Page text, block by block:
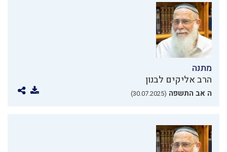
מתנה
הרב אליקים לבנון
ה אב התשפה (30.07.2025)